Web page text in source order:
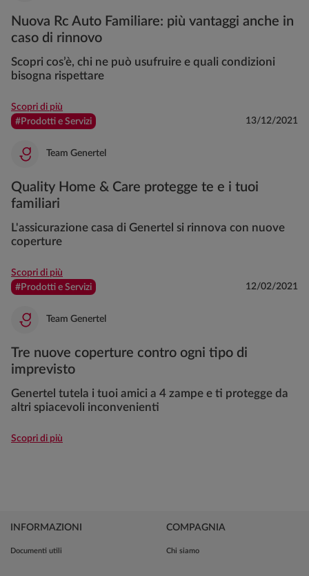
Nuova Rc Auto Familiare: più vantaggi anche in
caso di rinnovo
Scopri cos’è, chi ne può usufruire e quali condizioni
bisogna rispettare
Scopri di più
#Prodotti e Servizi
13/12/2021
Team Genertel
Quality Home & Care protegge te e i tuoi
familiari
L'assicurazione casa di Genertel si rinnova con nuove
coperture
Scopri di più
#Prodotti e Servizi
12/02/2021
Team Genertel
Tre nuove coperture contro ogni tipo di
imprevisto
Genertel tutela i tuoi amici a 4 zampe e ti protegge da
altri spiacevoli inconvenienti
Scopri di più
INFORMAZIONI
Documenti utili
COMPAGNIA
Chi siamo